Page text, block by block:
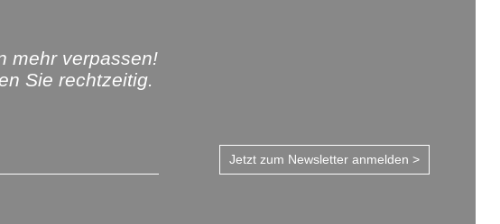
mehr verpassen!
Sie rechtzeitig.
Jetzt zum Newsletter anmelden >